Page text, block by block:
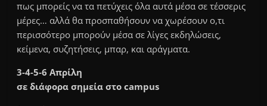
πως μπορείς να τα πετύχεις όλα αυτά μέσα σε τέσσερις
μέρες… αλλά θα προσπαθήσουν να χωρέσουν ο,τι
περισσότερο μπορούν μέσα σε λίγες εκδηλώσεις,
κείμενα, συζητήσεις, μπαρ, και αράγματα.
3-4-5-6 Απρίλη
σε διάφορα σημεία στο campus